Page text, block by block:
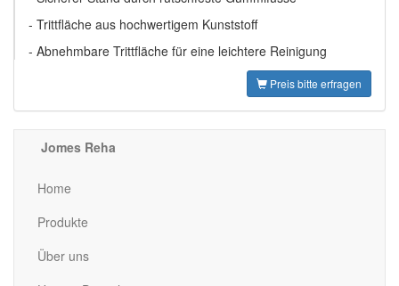
- Trittfläche aus hochwertigem Kunststoff
- Abnehmbare Trittfläche für eine leichtere Reinigung
Preis bitte erfragen
Jomes Reha
Home
Produkte
Über uns